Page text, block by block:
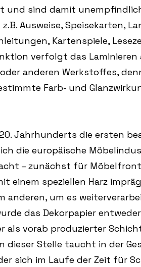
und sind damit
Ausweise, Speisekarten,
Kartenspiele,
verfolgt das Laminieren
anderen Werkstoffes,
Farb- und
Jahrhunderts die ersten
die europäische
– zunächst für
einem speziellen Harz
anderen, um es
das Dekorpapier
als vorab produzierter
dieser Stelle taucht in der
sich im Laufe der Zeit für